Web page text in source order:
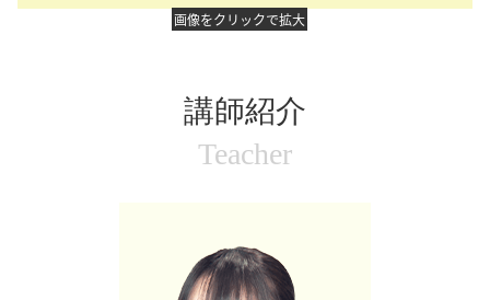
画像をクリックで拡大
講師紹介
Teacher